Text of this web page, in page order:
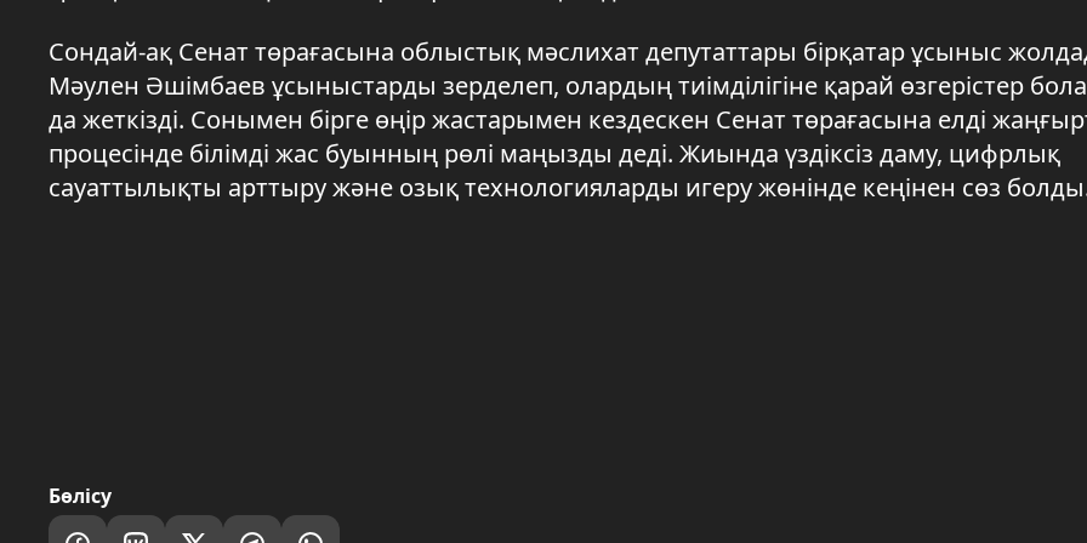
Сондай-ақ Сенат төрағасына облыстық мәслихат депутаттары бірқатар ұсыныс
Мәулен Әшімбаев ұсыныстарды зерделеп, олардың тиімділігіне қарай өзгерістер
да жеткізді. Сонымен бірге өңір жастарымен кездескен Сенат төрағасына елді
процесінде білімді жас буынның рөлі маңызды деді. Жиында үздіксіз даму, цифрлық
сауаттылықты арттыру және озық технологияларды игеру жөнінде кеңінен сөз
Бөлісу